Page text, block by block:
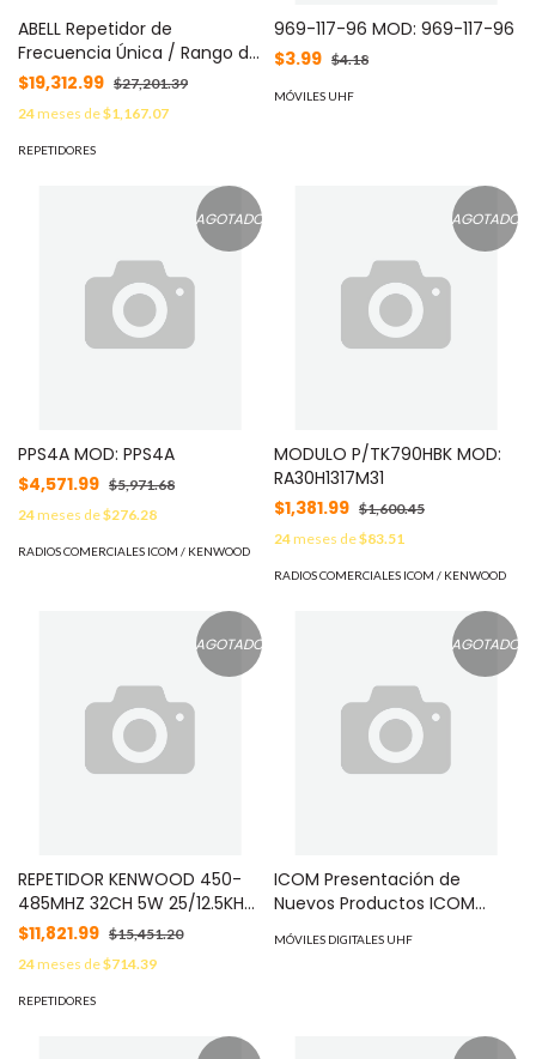
ABELL Repetidor de
Frecuencia Única / Rango de
Frecuencia VHF 136-174 MHz
/ Capacidad 1600 Canales /
Pantalla LCD IPS 2.0 pulgadas
/ Ligero 3.2 kg / Protocolo
Alimentación AC-DC MOD:
$19,312.99 $27,201.39
24meses de$1,167.07
REPETIDORES
969-117-96 MOD: 969-117-96
$3.99 $4.18
MÓVILES UHF
AGOTADO
PPS4A MOD: PPS4A
$4,571.99 $5,971.68
24meses de$276.28
RADIOS COMERCIALES ICOM / KENWOOD
AGOTADO
MODULO P/TK790HBK MOD:
RA30H1317M31
$1,381.99 $1,600.45
24meses de$83.51
RADIOS COMERCIALES ICOM / KENWOOD
AGOTADO
REPETIDOR KENWOOD 450-
485MHZ 32CH 5W 25/12.5KHZ
MOD: TKR830
$11,821.99 $15,451.20
24meses de$714.39
REPETIDORES
AGOTADO
ICOM Presentación de
Nuevos Productos ICOM
MOD: EXPERTNIC
MÓVILES DIGITALES UHF